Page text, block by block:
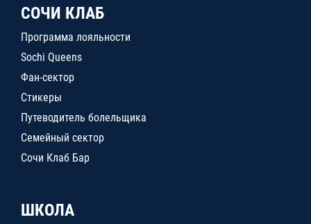
СОЧИ КЛАБ
Программа лояльности
Sochi Queens
Фан-сектор
Стикеры
Путеводитель болельщика
Семейный сектор
Сочи Клаб Бар
ШКОЛА